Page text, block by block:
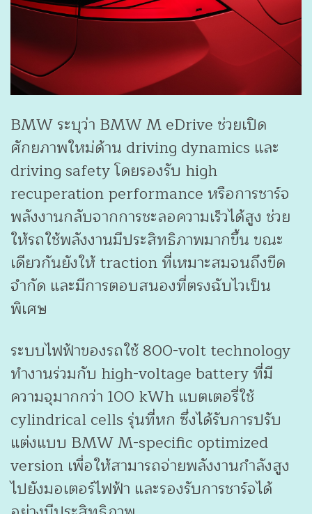
BMW ระบุว่า BMW M eDrive ช่วยเปิด
ศักยภาพใหม่ด้าน driving dynamics และ
driving safety โดยรองรับ high
recuperation performance หรือการชาร์จ
พลังงานกลับจากการชะลอความเร็วได้สูง ช่วย
ให้รถใช้พลังงานมีประสิทธิภาพมากขึ้น ขณะ
เดียวกันยังให้ traction ที่เหมาะสมจนถึงขีด
จำกัด และมีการตอบสนองที่ตรงฉับไวเป็น
พิเศษ
ระบบไฟฟ้าของรถใช้ 800-volt technology
ทำงานร่วมกับ high-voltage battery ที่มี
ความจุมากกว่า 100 kWh แบตเตอรี่ใช้
cylindrical cells รุ่นที่หก ซึ่งได้รับการปรับ
แต่งแบบ BMW M-specific optimized
version เพื่อให้สามารถจ่ายพลังงานกำลังสูง
ไปยังมอเตอร์ไฟฟ้า และรองรับการชาร์จได้